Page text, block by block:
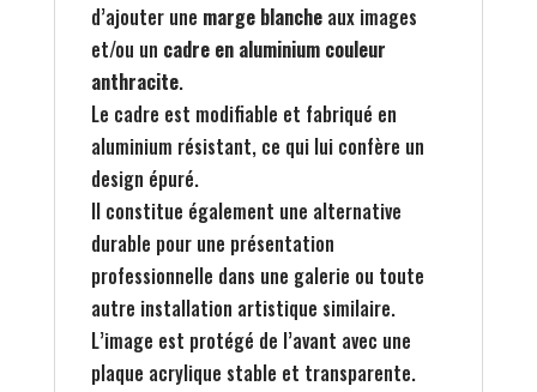
d’ajouter une marge blancheaux images
et/ou un cadre en aluminium couleur
anthracite.
Le cadre est modifiable et fabriqué en
aluminium résistant, ce qui lui confère un
design épuré.
Il constitue également une alternative
durable pour une présentation
professionnelle dans une galerie ou toute
autre installation artistique similaire.
L’image est protégé de l’avant avec une
plaque acrylique stable et transparente.